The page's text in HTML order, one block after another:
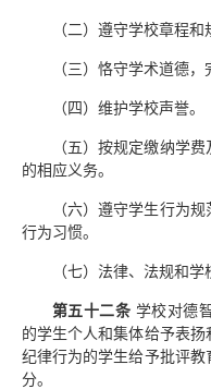
（二）遵守学校章程和
（三）恪守学术道德，
（四）维护学校声誉。
（五）按规定缴纳学
的相应义务。
（六）遵守学生行为
行为习惯。
（七）法律、法规和学
第五十二条 学校对德
的学生个人和集体给予表
纪律行为的学生给予批评
分。